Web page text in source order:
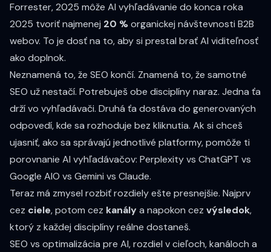
Forrester, 2025 môže AI vyhľadávanie do konca roka
2025 tvoriť najmenej 20 %organickej návštevnosti B2B
webov. To je dosť na to, aby si prestal brať AI viditeľnosť
ako doplnok.
Neznamená to, že SEO končí. Znamená to, že samotné
SEO už nestačí. Potrebuješ obe disciplíny naraz. Jedna ťa
drží vo vyhľadávači. Druhá ťa dostáva do generovaných
odpovedí, kde sa rozhoduje bez kliknutia. Ak si chceš
ujasniť, ako sa správajú jednotlivé platformy, pomôže ti
porovnanie AI vyhľadávačov: Perplexity vs ChatGPT vs
Google AIO vs Gemini vs Claude.
Teraz má zmysel rozbiť rozdiely ešte presnejšie. Najprv
cez ciele, potom cez kanálya napokon cez výsledok,
ktorý z každej disciplíny reálne dostaneš.
SEO vs optimalizácia pre AI, rozdiel v cieľoch, kanáloch a